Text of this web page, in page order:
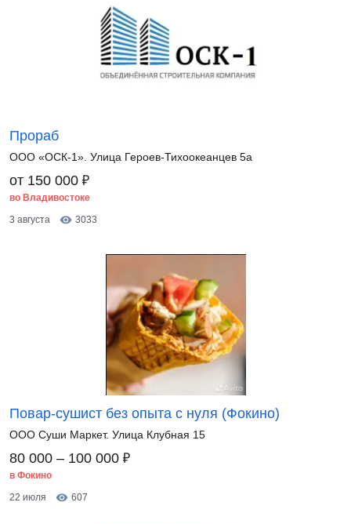
Прораб
ООО «ОСК-1». Улица Героев-Тихоокеанцев 5а
от 150 000 ₽
во Владивостоке
3 августа
3033
Повар-сушист без опыта с нуля (Фокино)
ООО Суши Маркет. Улица Клубная 15
80 000 – 100 000 ₽
в Фокино
22 июля
607